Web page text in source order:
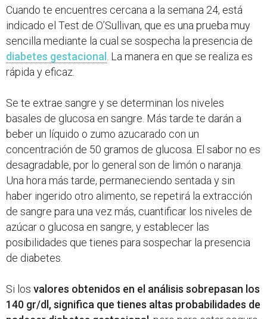
Cuando te encuentres cercana a la semana 24, está
indicado el Test de O’Sullivan, que es una prueba muy
sencilla mediante la cual se sospecha la presencia de
diabetes gestacional . La manera en que se realiza es
rápida y eficaz.
Se te extrae sangre y se determinan los niveles
basales de glucosa en sangre. Más tarde te darán a
beber un líquido o zumo azucarado con un
concentración de 50 gramos de glucosa. El sabor no es
desagradable, por lo general son de limón o naranja.
Una hora más tarde, permaneciendo sentada y sin
haber ingerido otro alimento, se repetirá la extracción
de sangre para una vez más, cuantificar los niveles de
azúcar o glucosa en sangre, y establecer las
posibilidades que tienes para sospechar la presencia
de diabetes.
Si los valores obtenidos en el análisis sobrepasan los
140 gr/dl, significa que tienes altas probabilidades de